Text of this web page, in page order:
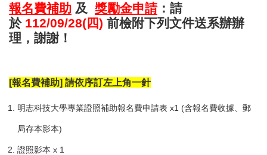
報名費補助 及 獎勵金申請：請
於 112/09/28(四) 前檢附下列文件送系辦辦
理，謝謝！
[報名費補助] 請依序訂左上角一針
明志科技大學專業證照補助報名費申請表 x1 (含報名費收據、郵
局存本影本)
證照影本 x 1